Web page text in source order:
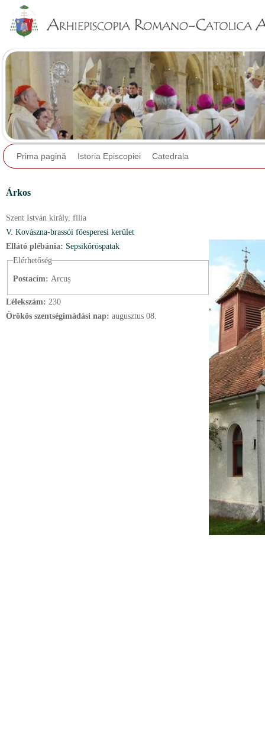
Prima pagină Istoria Episcopiei Catedrala
Árkos
Szent István király, filia
V. Kovászna-brassói főesperesi kerület
Ellátó plébánia: Sepsikőröspatak
Elérhetőség
Postacím: Arcuș
Lélekszám: 230
Örökös szentségimádási nap: augusztus 08.